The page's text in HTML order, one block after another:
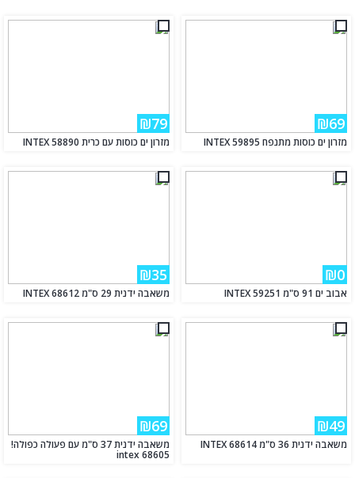
₪69
מזרון ים כוסות מתנפח INTEX 59895
₪79
מזרון ים כוסות עם כרית INTEX 58890
₪0
אבוב ים 91 ס"מ 59251 INTEX
₪35
משאבה ידנית 29 ס"מ INTEX 68612
₪49
משאבה ידנית 36 ס"מ INTEX 68614
₪69
משאבה ידנית 37 ס"מ עם פעולה כפולה!
intex 68605